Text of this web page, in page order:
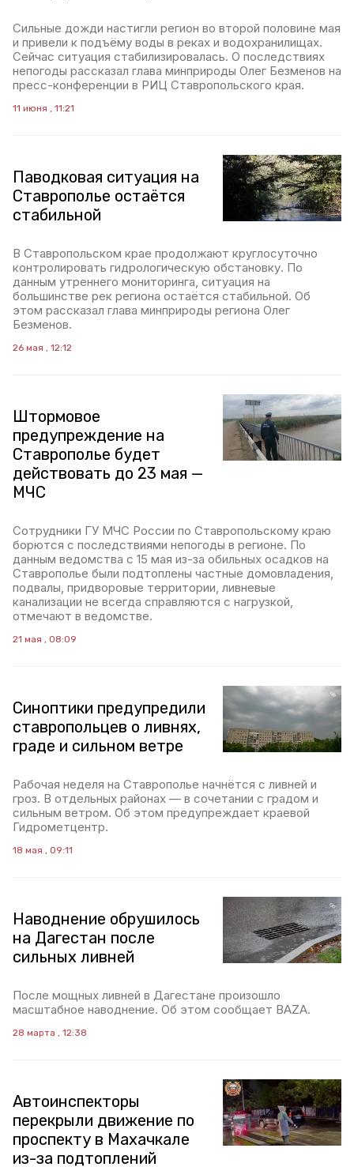
Сильные дожди настигли регион во второй половине мая
и привели к подъёму воды в реках и водохранилищах.
Сейчас ситуация стабилизировалась. О последствиях
непогоды рассказал глава минприроды Олег Безменов на
пресс-конференции в РИЦ Ставропольского края.
11 июня , 11:21
Паводковая ситуация на
Ставрополье остаётся
стабильной
В Ставропольском крае продолжают круглосуточно
контролировать гидрологическую обстановку. По
данным утреннего мониторинга, ситуация на
большинстве рек региона остаётся стабильной. Об
этом рассказал глава минприроды региона Олег
Безменов.
26 мая , 12:12
Штормовое
предупреждение на
Ставрополье будет
действовать до 23 мая —
МЧС
Сотрудники ГУ МЧС России по Ставропольскому краю
борются с последствиями непогоды в регионе. По
данным ведомства с 15 мая из-за обильных осадков на
Ставрополье были подтоплены частные домовладения,
подвалы, придворовые территории, ливневые
канализации не всегда справляются с нагрузкой,
отмечают в ведомстве.
21 мая , 08:09
Синоптики предупредили
ставропольцев о ливнях,
граде и сильном ветре
Рабочая неделя на Ставрополье начнётся с ливней и
гроз. В отдельных районах — в сочетании с градом и
сильным ветром. Об этом предупреждает краевой
Гидрометцентр.
18 мая , 09:11
Наводнение обрушилось
на Дагестан после
сильных ливней
После мощных ливней в Дагестане произошло
масштабное наводнение. Об этом сообщает BAZA.
28 марта , 12:38
Автоинспекторы
перекрыли движение по
проспекту в Махачкале
из-за подтоплений